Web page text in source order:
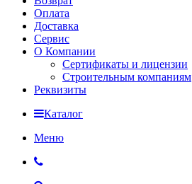
Оплата
Доставка
Сервис
О Компании
Сертификаты и лицензии
Строительным компаниям
Реквизиты
Каталог
Меню